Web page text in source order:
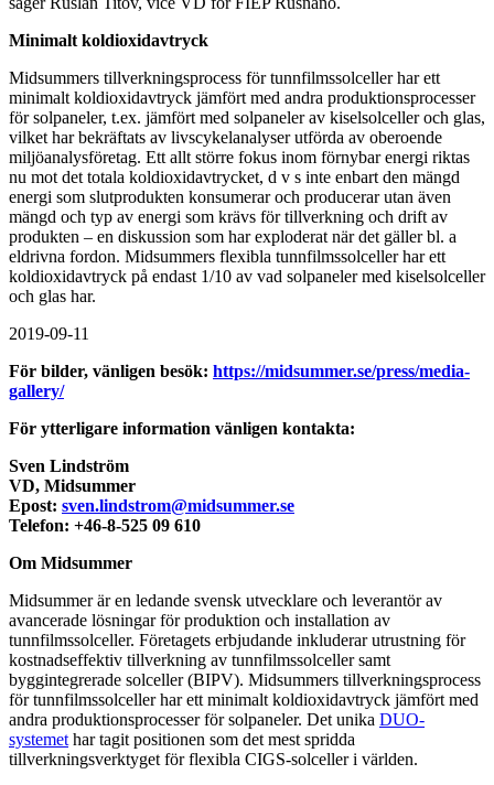
Minimalt koldioxidavtryck
Midsummers tillverkningsprocess för tunnfilmssolceller har ett
minimalt koldioxidavtryck jämfört med andra produktionsprocesser
för solpaneler, t.ex. jämfört med solpaneler av kiselsolceller och glas,
vilket har bekräftats av livscykelanalyser utförda av oberoende
miljöanalysföretag. Ett allt större fokus inom förnybar energi riktas
nu mot det totala koldioxidavtrycket, d v s inte enbart den mängd
energi som slutprodukten konsumerar och producerar utan även
mängd och typ av energi som krävs för tillverkning och drift av
produkten – en diskussion som har exploderat när det gäller bl. a
eldrivna fordon. Midsummers flexibla tunnfilmssolceller har ett
koldioxidavtryck på endast 1/10 av vad solpaneler med kiselsolceller
och glas har.
2019-09-11
För bilder, vänligen besök: https://midsummer.se/press/media-
gallery/
För ytterligare information vänligen kontakta:
Sven Lindström
VD, Midsummer
Epost: sven.lindstrom@midsummer.se
Telefon: +46-8-525 09 610
Om Midsummer
Midsummer är en ledande svensk utvecklare och leverantör av
avancerade lösningar för produktion och installation av
tunnfilmssolceller. Företagets erbjudande inkluderar utrustning för
kostnadseffektiv tillverkning av tunnfilmssolceller samt
byggintegrerade solceller (BIPV). Midsummers tillverkningsprocess
för tunnfilmssolceller har ett minimalt koldioxidavtryck jämfört med
andra produktionsprocesser för solpaneler. Det unika DUO-
systemet har tagit positionen som det mest spridda
tillverkningsverktyget för flexibla CIGS-solceller i världen.